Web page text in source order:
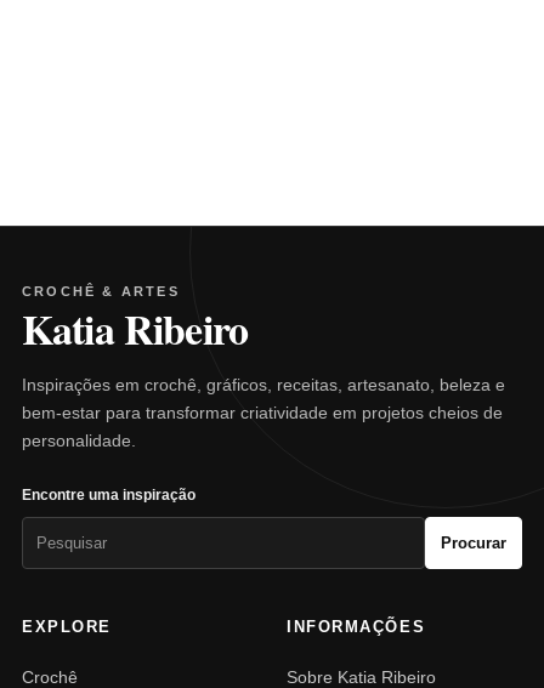
CROCHÊ & ARTES
Katia Ribeiro
Inspirações em crochê, gráficos, receitas, artesanato, beleza e
bem-estar para transformar criatividade em projetos cheios de
personalidade.
Encontre uma inspiração
Procurar
EXPLORE
Crochê
INFORMAÇÕES
Sobre Katia Ribeiro